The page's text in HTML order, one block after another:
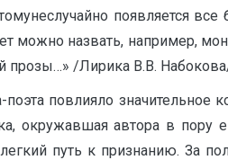
появляется
можно назвать, например,
прозы…» /Лирика В.В.
повлияло значительное
окружавшая автора в пору
путь к признанию. За